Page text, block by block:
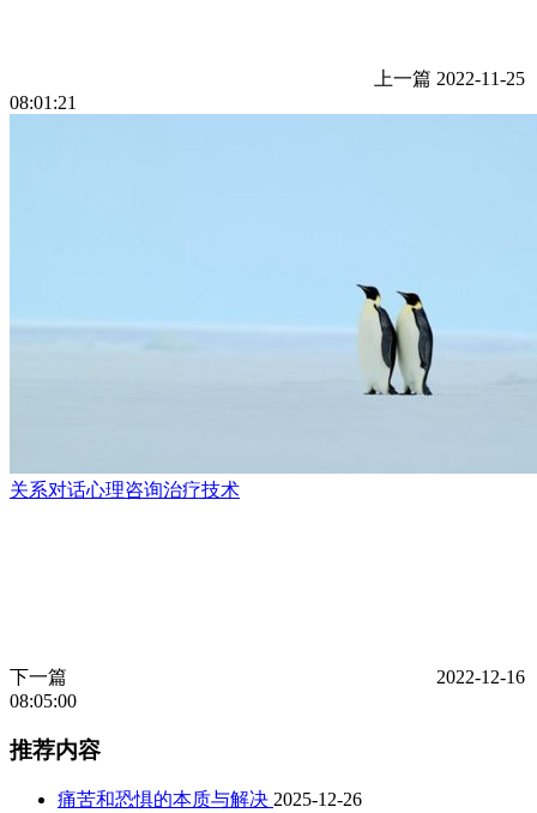
上一篇 2022-11-25
08:01:21
关系对话心理咨询治疗技术
下一篇
2022-12-16
08:05:00
推荐内容
痛苦和恐惧的本质与解决 2025-12-26